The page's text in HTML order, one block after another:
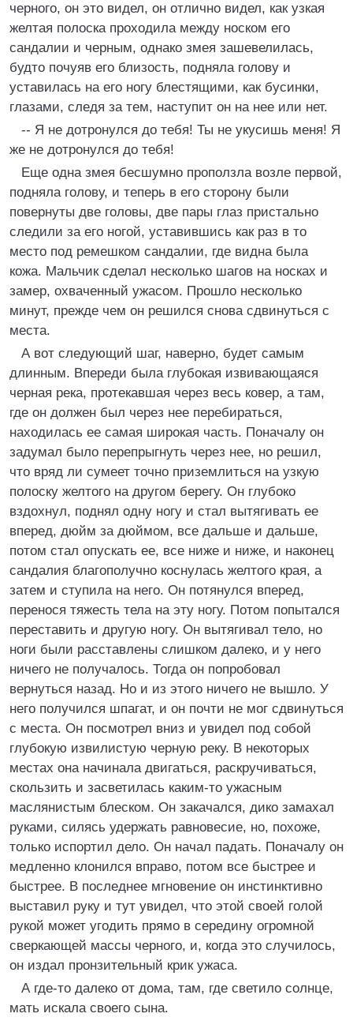
черного, он это видел, он отлично видел, как узкая
желтая полоска проходила между носком его
сандалии и черным, однако змея зашевелилась,
будто почуяв его близость, подняла голову и
уставилась на его ногу блестящими, как бусинки,
глазами, следя за тем, наступит он на нее или нет.
-- Я не дотронулся до тебя! Ты не укусишь меня! Я
же не дотронулся до тебя!
Еще одна змея бесшумно проползла возле первой,
подняла голову, и теперь в его сторону были
повернуты две головы, две пары глаз пристально
следили за его ногой, уставившись как раз в то
место под ремешком сандалии, где видна была
кожа. Мальчик сделал несколько шагов на носках и
замер, охваченный ужасом. Прошло несколько
минут, прежде чем он решился снова сдвинуться с
места.
А вот следующий шаг, наверно, будет самым
длинным. Впереди была глубокая извивающаяся
черная река, протекавшая через весь ковер, а там,
где он должен был через нее перебираться,
находилась ее самая широкая часть. Поначалу он
задумал было перепрыгнуть через нее, но решил,
что вряд ли сумеет точно приземлиться на узкую
полоску желтого на другом берегу. Он глубоко
вздохнул, поднял одну ногу и стал вытягивать ее
вперед, дюйм за дюймом, все дальше и дальше,
потом стал опускать ее, все ниже и ниже, и наконец
сандалия благополучно коснулась желтого края, а
затем и ступила на него. Он потянулся вперед,
перенося тяжесть тела на эту ногу. Потом попытался
переставить и другую ногу. Он вытягивал тело, но
ноги были расставлены слишком далеко, и у него
ничего не получалось. Тогда он попробовал
вернуться назад. Но и из этого ничего не вышло. У
него получился шпагат, и он почти не мог сдвинуться
с места. Он посмотрел вниз и увидел под собой
глубокую извилистую черную реку. В некоторых
местах она начинала двигаться, раскручиваться,
скользить и засветилась каким-то ужасным
маслянистым блеском. Он закачался, дико замахал
руками, силясь удержать равновесие, но, похоже,
только испортил дело. Он начал падать. Поначалу он
медленно клонился вправо, потом все быстрее и
быстрее. В последнее мгновение он инстинктивно
выставил руку и тут увидел, что этой своей голой
рукой может угодить прямо в середину огромной
сверкающей массы черного, и, когда это случилось,
он издал пронзительный крик ужаса.
А где-то далеко от дома, там, где светило солнце,
мать искала своего сына.